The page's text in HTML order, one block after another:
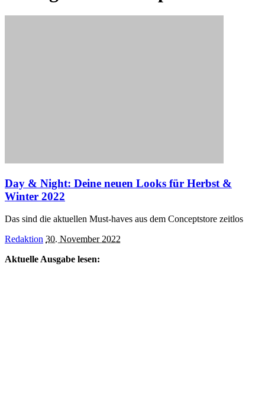
Day & Night: Deine neuen Looks für Herbst &
Winter 2022
Das sind die aktuellen Must-haves aus dem Conceptstore zeitlos
Posted
Redaktion 30. November 2022
Aktuelle Ausgabe lesen: